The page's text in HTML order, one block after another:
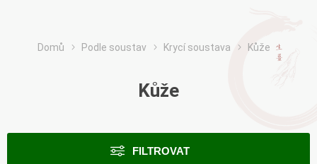
Domů Podle soustav Krycí soustava Kůže
Kůže
FILTROVAT